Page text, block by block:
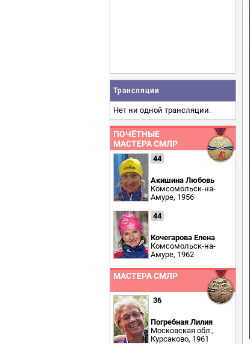
Трансляции
Нет ни одной трансляции.
ПОЧЁТНЫЕ
МАСТЕРА СМЛР
44
Акишина Любовь
Комсомольск-на-
Амуре, 1956
44
Кочегарова Елена
Комсомольск-на-
Амуре, 1962
МАСТЕРА СМЛР
36
Погребная Лилия
Московская обл.,
Курсаково, 1961